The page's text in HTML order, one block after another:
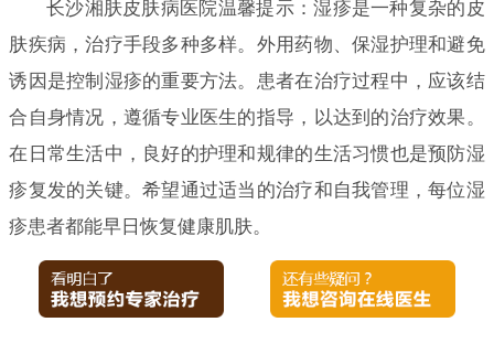
长沙湘肤皮肤病医院温馨提示：湿疹是一种复杂的皮
肤疾病，治疗手段多种多样。外用药物、保湿护理和避免
诱因是控制湿疹的重要方法。患者在治疗过程中，应该结
合自身情况，遵循专业医生的指导，以达到的治疗效果。
在日常生活中，良好的护理和规律的生活习惯也是预防湿
疹复发的关键。希望通过适当的治疗和自我管理，每位湿
疹患者都能早日恢复健康肌肤。